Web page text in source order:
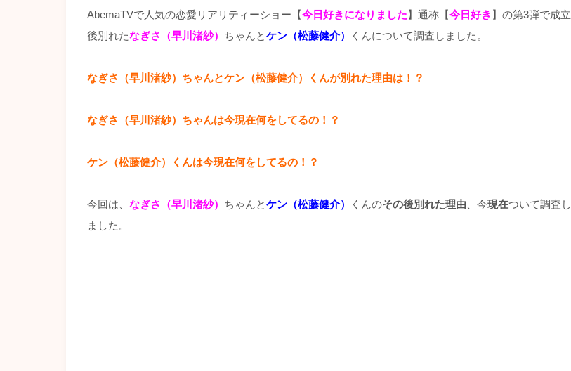
AbemaTVで人気の恋愛リアリティーショー【今日好きになりました】通称【今日好き 】の第3弾で成立
後別れたなぎさ（早川渚紗） ちゃんとケン（松藤健介） くんについて調査しました。
なぎさ（早川渚紗）ちゃんとケン（松藤健介）くんが別れた理由は！？
なぎさ（早川渚紗）ちゃんは今現在何をしてるの！？
ケン（松藤健介）くんは今現在何をしてるの！？
今回は、 なぎさ（早川渚紗） ちゃんとケン（松藤健介） くんのその後別れた理由 、今現在ついて調査し
ました。